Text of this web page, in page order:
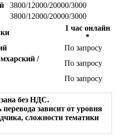
3800/12000/20000/3000
3800/12000/20000/3000
1 час онлайн
*
По запросу
/
По запросу
По запросу
без НДС.
зависит от уровня
сложности тематики